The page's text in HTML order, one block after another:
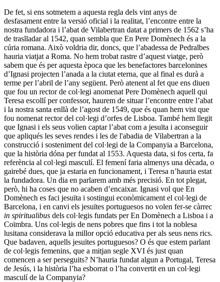
De fet, si ens sotmetem a aquesta regla dels vint anys de
desfasament entre la versió oficial i la realitat, l’encontre entre la
nostra fundadora i l’abat de Vilabertran datat a primers de 1562 s’ha
de traslladar al 1542, quan sembla que En Pere Domènech és a la
cúria romana. Això voldria dir, doncs, que l’abadessa de Pedralbes
hauria viatjat a Roma. No hem trobat rastre d’aquest viatge, però
sabem que és per aquesta època que les benefactores barcelonines
d’Ignasi projecten l’anada a la ciutat eterna, que al final es durà a
terme per l’abril de l’any següent. Però atenent al fet que ens diuen
que fou un rector de col·legi anomenat Pere Domènech aquell qui
Teresa escollí per confessor, haurem de situar l’encontre entre l’abat
i la nostra santa enllà de l’agost de 1549, que és quan hem vist que
fou nomenat rector del col·legi d’orfes de Lisboa. També hem llegit
que Ignasi i els seus volien captar l’abat com a jesuïta i aconseguir
que apliqués les seves rendes i les de l'abadia de Vilabertran a la
construcció i sosteniment del col·legi de la Companyia a Barcelona,
que la història dóna per fundat al 1553. Aquesta data, si fos certa, fa
referència al col·legi masculí. El femení faria almenys una dècada, o
gairebé dues, que ja estaria en funcionament, i Teresa n’hauria estat
la fundadora. Un dia en parlarem amb més precisió. En tot plegat,
però, hi ha coses que no acaben d’encaixar. Ignasi vol que En
Domènech es faci jesuïta i sostingui econòmicament el col·legi de
Barcelona, i en canvi els jesuïtes portuguesos no volen fer-se càrrec
in spiritualibus dels col·legis fundats per En Domènech a Lisboa i a
Coïmbra. Uns col·legis de nens pobres que fins i tot la noblesa
lusitana considerava la millor opció educativa per als seus nens rics.
Que badaven, aquells jesuïtes portuguesos? O és que estem parlant
de col·legis femenins, que a mitjan segle XVI és just quan
comencen a ser perseguits? N’hauria fundat algun a Portugal, Teresa
de Jesús, i la història l’ha esborrat o l’ha convertit en un col·legi
masculí de la Companyia?